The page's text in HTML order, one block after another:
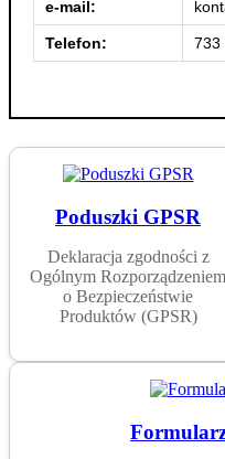
e-mail:
Telefon: 733
Poduszki GPSR
Deklaracja zgodności z
Ogólnym Rozporządzeniem
o Bezpieczeństwie
Produktów (GPSR)